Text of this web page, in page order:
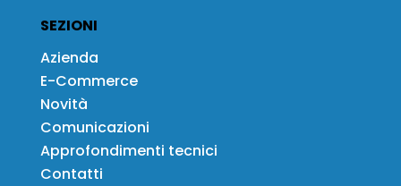
SEZIONI
Azienda
E-Commerce
Novità
Comunicazioni
Approfondimenti tecnici
Contatti